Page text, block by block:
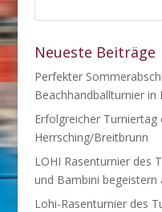
Neueste Beiträge
Perfekter
Beachhandballturnier in
Erfolgreicher Turniertag
Herrsching/Breitbrunn
LOHI Rasenturnier des
und Bambini begeistern
Lohi-Rasenturnier des